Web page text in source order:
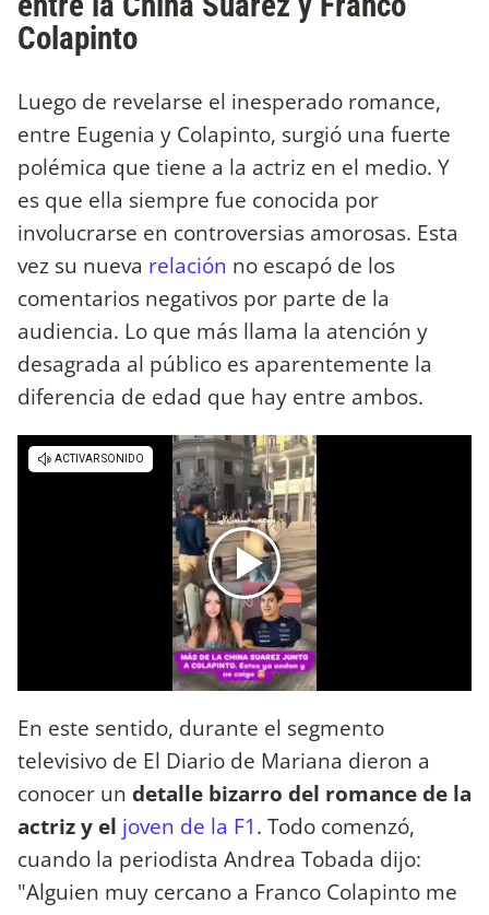
Colapinto
Luego de revelarse el inesperado romance,
entre Eugenia y Colapinto, surgió una fuerte
polémica que tiene a la actriz en el medio. Y
es que ella siempre fue conocida por
involucrarse en controversias amorosas. Esta
vez su nueva relación no escapó de los
comentarios negativos por parte de la
audiencia. Lo que más llama la atención y
desagrada al público es aparentemente la
diferencia de edad que hay entre ambos.
En este sentido, durante el segmento
televisivo de El Diario de Mariana dieron a
conocer un detalle bizarro del romance de la
actriz y el joven de la F1. Todo comenzó,
cuando la periodista Andrea Tobada dijo:
"Alguien muy cercano a Franco Colapinto me